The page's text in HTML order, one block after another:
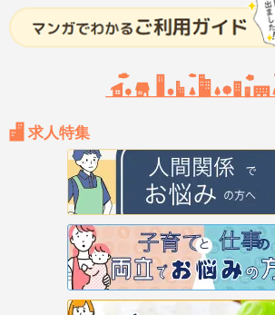
求人特集